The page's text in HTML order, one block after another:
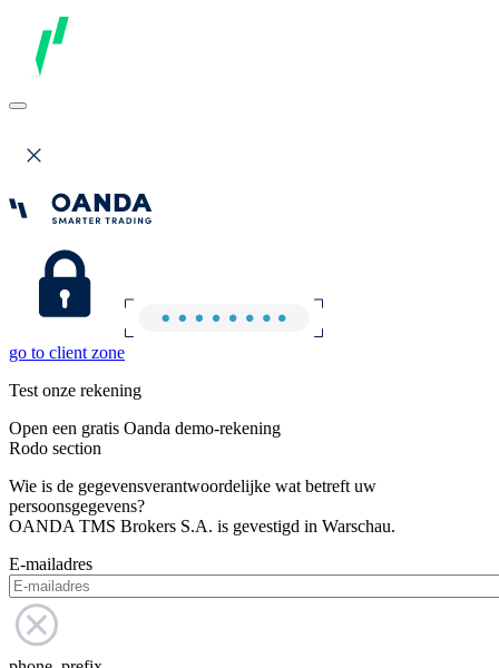
go to client zone
Test onze rekening
Open een gratis Oanda demo-rekening
Rodo section
Wie is de gegevensverantwoordelijke wat betreft uw
persoonsgegevens?
OANDA TMS Brokers S.A. is gevestigd in Warschau.
E-mailadres